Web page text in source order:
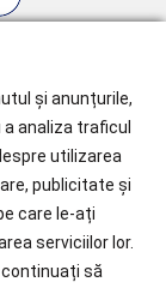
de 1000 RON.
și anunțurile,
analiza traficul
utilizarea
publicitate și
care le-ați
serviciilor lor.
să